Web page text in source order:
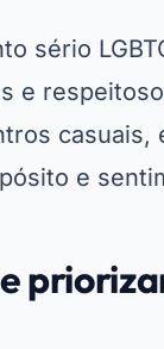
sério
e
casuais,
e